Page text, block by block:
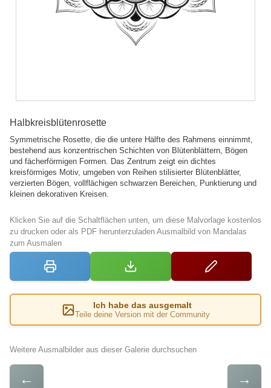
Halbkreisblütenrosette
Symmetrische Rosette, die die untere Hälfte des Rahmens einnimmt,
bestehend aus konzentrischen Schichten von Blütenblättern, Bögen
und fächerförmigen Formen. Das Zentrum zeigt ein dichtes
kreisförmiges Motiv, umgeben von Reihen stilisierter Blütenblätter,
verzierten Bögen, vollflächigen schwarzen Bereichen, Punktierung und
kleinen dekorativen Kreisen.
Klicken Sie auf die Schaltflächen unten, um diese Malvorlage kostenlos
zu drucken oder als PDF herunterzuladen Ausmalbild von Mandalas
zum Ausmalen
Ich habe das ausgemalt
Teile deine Version mit der Community
Weitere Ausmalbilder aus dieser Galerie durchsuchen
← →